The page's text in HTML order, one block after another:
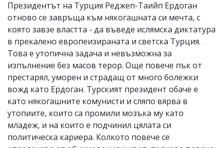
вас
коментар,
моля
ни!
Президентът на Турция Реджеп-Таийп Ердоган
отново се завръща към някогашната си мечта, с
която завзе властта - да въведе ислямска диктатура
в прекалено европеизираната и светска Турция.
Това е утопична задача и невъзможна за
изпълнение без масов терор. Още повече пък от
престарял, уморен и страдащ от много болежки
вожд като Ердоган. Турският президент обаче е
като някогашните комунисти и сляпо вярва в
утопиите, които са промили мозъка му като
младеж, и на които е подчинил цялата си
политическа кариера. Колкото повече се